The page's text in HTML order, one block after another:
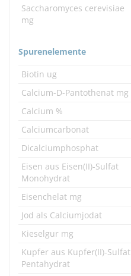
Saccharomyces cerevisiae
mg
Spurenelemente
Biotin ug
Calcium-D-Pantothenat mg
Calcium %
Calciumcarbonat
Dicalciumphosphat
Eisen aus Eisen(II)-Sulfat
Monohydrat
Eisenchelat mg
Jod als Calciumjodat
Kieselgur mg
Kupfer aus Kupfer(II)-Sulfat
Pentahydrat